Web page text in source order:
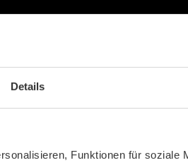
Details
Funktionen für soziale